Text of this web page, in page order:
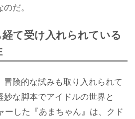
だ。
て受け入れられている
険的な試みも取り入れられて
な脚本でアイドルの世界と
ーした『あまちゃん』は、クド